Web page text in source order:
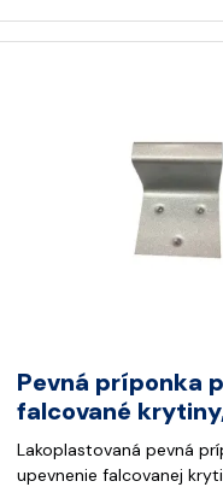
Pevná príponka
falcované
Lakoplastovaná pevná
upevnenie falcovanej